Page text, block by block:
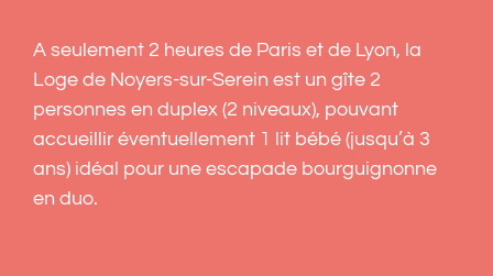
A seulement 2 heures de Paris et de Lyon, la
Loge de Noyers-sur-Serein est un gîte 2
personnes en duplex (2 niveaux), pouvant
accueillir éventuellement 1 lit bébé (jusqu’à 3
ans) idéal pour une escapade bourguignonne
en duo.